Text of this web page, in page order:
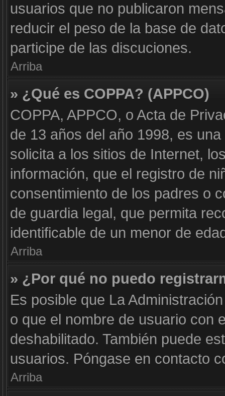
usuarios que no publicaron
reducir el peso de la base de
participe de las discuciones.
Arriba
» ¿Qué es COPPA? (APPCO)
COPPA, APPCO, o Acta de
de 13 años del año 1998, es
solicita a los sitios de Internet,
información, que el registro de
consentimiento de los padres o
de guardia legal, que permita
identificable de un menor de
Arriba
» ¿Por qué no puedo
Es posible que La
o que el nombre de usuario con
deshabilitado. También puede
usuarios. Póngase en contacto
Arriba